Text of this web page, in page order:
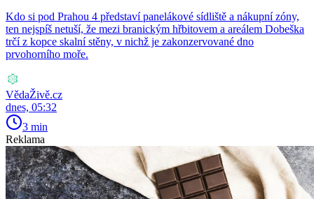
Kdo si pod Prahou 4 představí panelákové sídliště a nákupní zóny,
ten nejspíš netuší, že mezi branickým hřbitovem a areálem Dobeška
trčí z kopce skalní stěny, v nichž je zakonzervované dno
prvohorního moře.
VědaŽivě.cz
dnes, 05:32
3 min
Reklama